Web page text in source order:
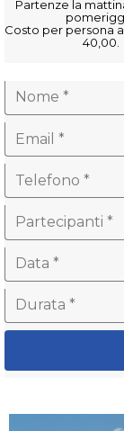
Partenze la
Costo per persona
40,00.